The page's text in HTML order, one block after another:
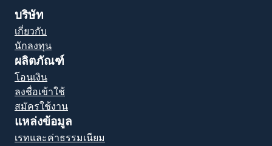
บริษัท
เกี่ยวกับ
นักลงทุน
ผลิตภัณฑ์
โอนเงิน
ลงชื่อเข้าใช้
สมัครใช้งาน
แหล่งข้อมูล
เรทและค่าธรรมเนียม